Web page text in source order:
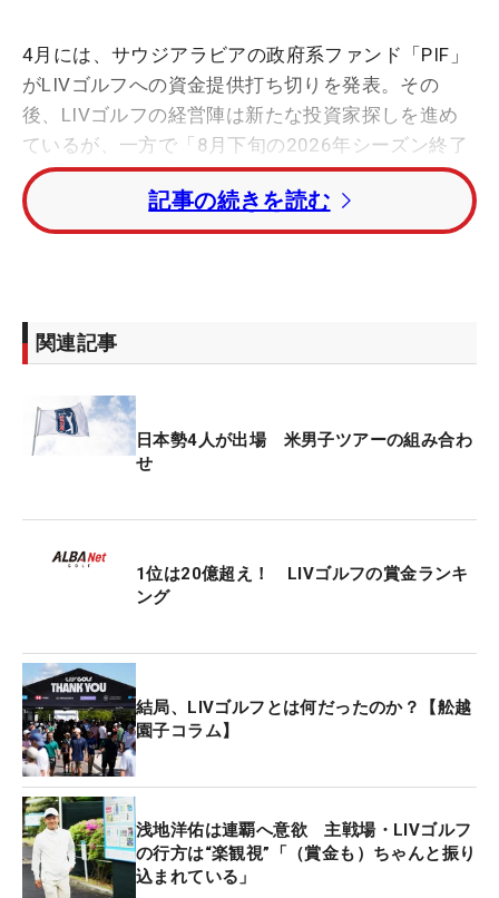
4月には、サウジアラビアの政府系ファンド「PIF」
がLIVゴルフへの資金提供打ち切りを発表。その
後、LIVゴルフの経営陣は新たな投資家探しを進め
ているが、一方で「8月下旬の2026年シーズン終了
後にリーグが崩壊する可能性にも備えている」と伝
えられた。
手段”として視野に入れているという。
ーグの長期的な発展につながる取引の実現に全力を
注いでいる」とコメントした。
CEO、スコット・オニール氏は、「自分の役割はリ
ーグをビジネスとして成立させることであり、その
きな姿勢を示した。また、資金基盤の強化を図るた
め、新たに2人の取締役を迎え入れ、新体制で臨ん
でいる。（文・武川玲子＝米国在住）
記事の続きを読む
関連記事
日本勢4人が出場 米男子ツアーの組み合わ
せ
1位は20億超え！ LIVゴルフの賞金ランキ
ング
結局、LIVゴルフとは何だったのか？【舩越
園子コラム】
浅地洋佑は連覇へ意欲 主戦場・LIVゴルフ
の行方は“楽観視”「（賞金も）ちゃんと振り
込まれている」